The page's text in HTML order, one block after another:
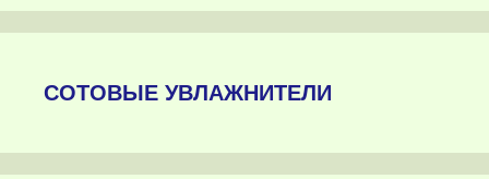
СОТОВЫЕ УВЛАЖНИТЕЛИ